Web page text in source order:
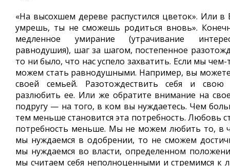
«На высохшем дереве распустился цветок». Или в
умрешь, ты не сможешь родиться вновь».
медленное умирание (утрачивание
равнодушия), шаг за шагом, постепенное
то ни было, что нас успело захватить. Если мы
можем стать равнодушными. Например, вы можете
своей семьей. Разотождествить себя и
разлюбить ее. Или же обратите внимание на
подругу — на того, в ком вы нуждаетесь. Чем
тем меньше становится эта потребность. Любовь
потребность меньше. Мы не можем любить то, в
мы нуждаемся в одобрении, то не сможем
мы нуждаемся во власти, определенном
мы считаем себя неполноценными и стремимся к